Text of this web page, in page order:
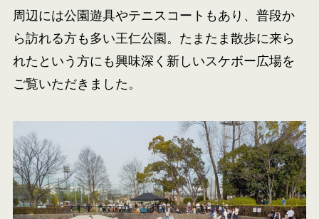
周辺には公園遊具やテニスコートもあり、普段か
ら訪れる方も多い王仁公園。たまたま散歩に来ら
れたという方にも興味深く新しいスケボー広場を
ご覧いただきました。